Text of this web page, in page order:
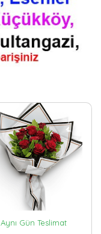
Aynı Gün Teslimat